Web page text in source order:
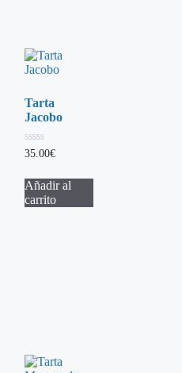
Tarta
Jacobo
0
35.00€
Añadir al
carrito